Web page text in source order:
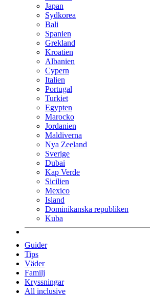
Japan
Sydkorea
Bali
Spanien
Grekland
Kroatien
Albanien
Cypern
Italien
Portugal
Turkiet
Egypten
Marocko
Jordanien
Maldiverna
Nya Zeeland
Sverige
Dubai
Kap Verde
Sicilien
Mexico
Island
Dominikanska republiken
Kuba
Guider
Tips
Väder
Familj
Kryssningar
All inclusive